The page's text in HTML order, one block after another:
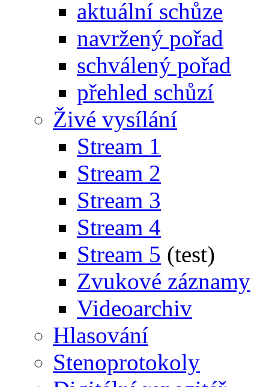
aktuální schůze
navržený pořad
schválený pořad
přehled schůzí
Živé vysílání
Stream 1
Stream 2
Stream 3
Stream 4
Stream 5 (test)
Zvukové záznamy
Videoarchiv
Hlasování
Stenoprotokoly